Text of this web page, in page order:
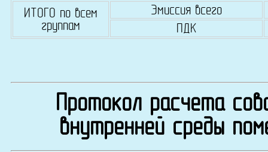
ИТОГО по всем
группам
Эмиссия всего
ПДК
Протокол расчета
внутренней среды